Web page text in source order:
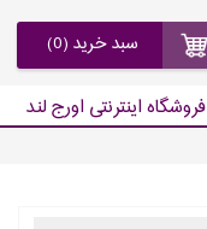
فروشگاه اینترنتی اورج لند
سبد خرید (0)